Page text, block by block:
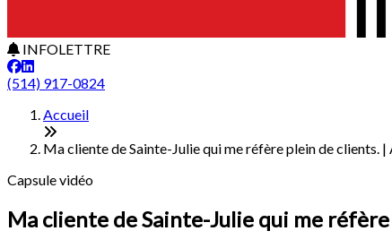
INFOLETTRE
(514) 917-0824
Accueil
Ma cliente de Sainte-Julie qui me réfère plein de clients.
Capsule vidéo
Ma cliente de Sainte-Julie qui me